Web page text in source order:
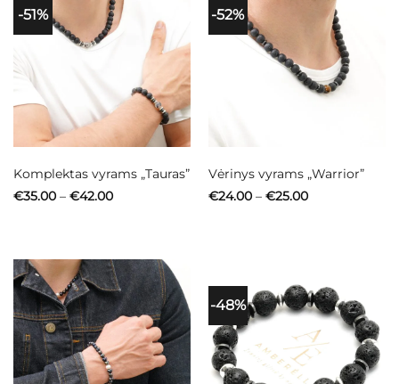
-51%
Komplektas vyrams „Tauras”
€35.00 – €42.00Price
-52%
Vėrinys vyrams „Warrior”
€24.00 – €25.00Price
-48%